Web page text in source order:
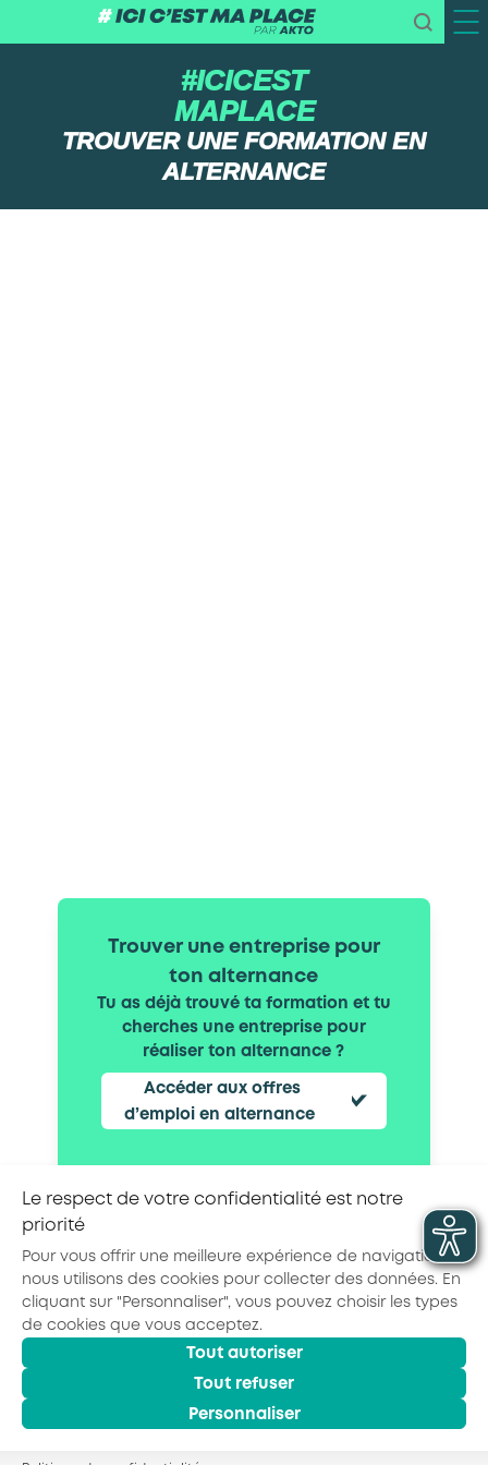
#ICICEST
MAPLACE
TROUVER UNE FORMATION EN
ALTERNANCE
Trouver une entreprise pour
ton alternance
Tu as déjà trouvé ta formation et tu
cherches une entreprise pour
réaliser ton alternance ?
Accéder aux offres
d’emploi en alternance
© 2026 - AKTO - Tous droits réservés
Le respect de votre confidentialité est notre
priorité
Pour vous offrir une meilleure expérience de navigation,
nous utilisons des cookies pour collecter des données. En
cliquant sur "Personnaliser", vous pouvez choisir les types
de cookies que vous acceptez.
Tout autoriser
Tout refuser
Personnaliser